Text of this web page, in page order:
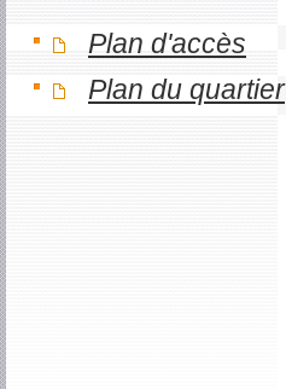
Plan d'accès
Plan du quartier